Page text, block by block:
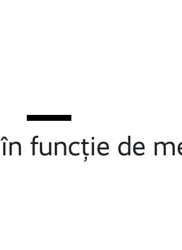
funcție de